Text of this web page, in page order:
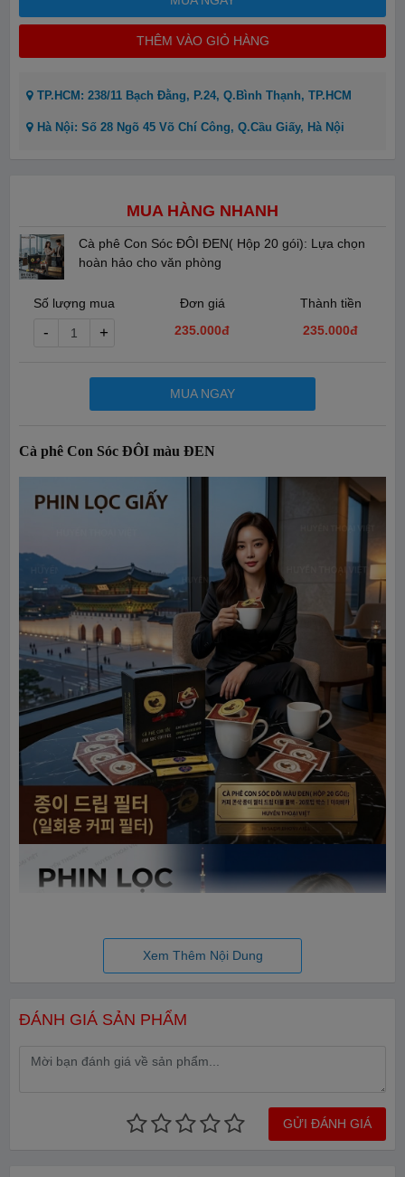
THÊM VÀO GIỎ HÀNG
TP.HCM: 238/11 Bạch Đằng, P.24, Q.Bình Thạnh, TP.HCM
Hà Nội: Số 28 Ngõ 45 Võ Chí Công, Q.Cầu Giấy, Hà Nội
MUA HÀNG NHANH
Cà phê Con Sóc ĐÔI ĐEN( Hộp 20 gói): Lựa chọn
hoàn hảo cho văn phòng
Số lượng mua
- +
Đơn giá
235.000đ
Thành tiền
235.000đ
MUA NGAY
Cà phê Con Sóc ĐÔI màu ĐEN
Xem Thêm Nội Dung
ĐÁNH GIÁ SẢN PHẨM
GỬI ĐÁNH GIÁ